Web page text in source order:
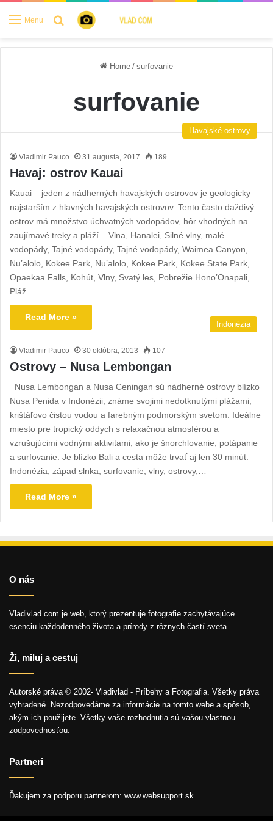
Menu Search for
Home / surfovanie
surfovanie
Havajské ostrovy
Vladimir Pauco 31 augusta, 2017 189
Havaj: ostrov Kauai
Kauai – jeden z nádherných havajských ostrovov je geologicky
najstarším z hlavných havajských ostrovov. Tento často daždivý
ostrov má množstvo úchvatných vodopádov, hôr vhodných na
zaujímavé treky a pláží. Vlna, Hanalei, Silné vlny, malé
vodopády, Tajné vodopády, Tajné vodopády, Waimea Canyon,
Nu’alolo, Kokee Park, Nu’alolo, Kokee Park, Kokee State Park,
Opaekaa Falls, Kohút, Vlny, Svatý les, Pobrežie Hono’Onapali,
Pláž…
Read More »
Indonézia
Vladimir Pauco 30 októbra, 2013 107
Ostrovy – Nusa Lembongan
Nusa Lembongan a Nusa Ceningan sú nádherné ostrovy blízko
Nusa Penida v Indonézii, známe svojimi nedotknutými plážami,
krištáľovo čistou vodou a farebným podmorským svetom. Ideálne
miesto pre tropický oddych s relaxačnou atmosférou a
vzrušujúcimi vodnými aktivitami, ako je šnorchlovanie, potápanie
a surfovanie. Je blízko Bali a cesta môže trvať aj len 30 minút.
Indonézia, západ slnka, surfovanie, vlny, ostrovy,…
Read More »
O nás
Vladivlad.com je web, ktorý prezentuje fotografie zachytávajúce
esenciu každodenného života a prírody z rôznych častí sveta.
Ži, miluj a cestuj
Autorské práva © 2002- Vladivlad - Príbehy a Fotografia. Všetky práva
vyhradené. Nezodpovedáme za informácie na tomto webe a spôsob,
akým ich použijete. Všetky vaše rozhodnutia sú vašou vlastnou
zodpovednosťou.
Partneri
Ďakujem za podporu partnerom: www.websupport.sk